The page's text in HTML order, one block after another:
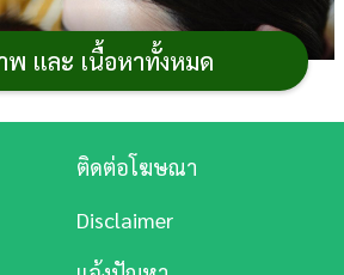
พ และ เนื้อหาทั้งหมด
ติดต่อโฆษณา
Disclaimer